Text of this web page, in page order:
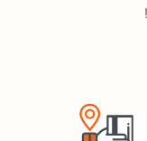
تلاش خواهیم کرد تا